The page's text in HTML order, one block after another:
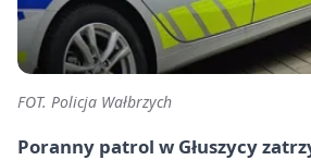
FOT. Policja Wałbrzych
Poranny patrol w Głuszycy